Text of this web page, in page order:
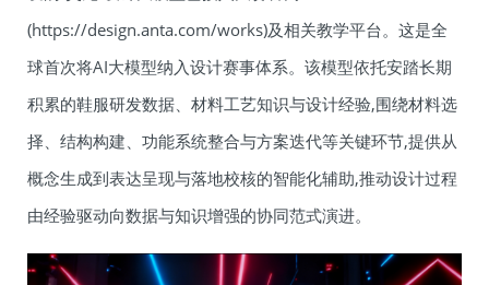
(https://design.anta.com/works)及相关教学平台。这是全
球首次将AI大模型纳入设计赛事体系。该模型依托安踏长期
积累的鞋服研发数据、材料工艺知识与设计经验,围绕材料选
择、结构构建、功能系统整合与方案迭代等关键环节,提供从
概念生成到表达呈现与落地校核的智能化辅助,推动设计过程
由经验驱动向数据与知识增强的协同范式演进。